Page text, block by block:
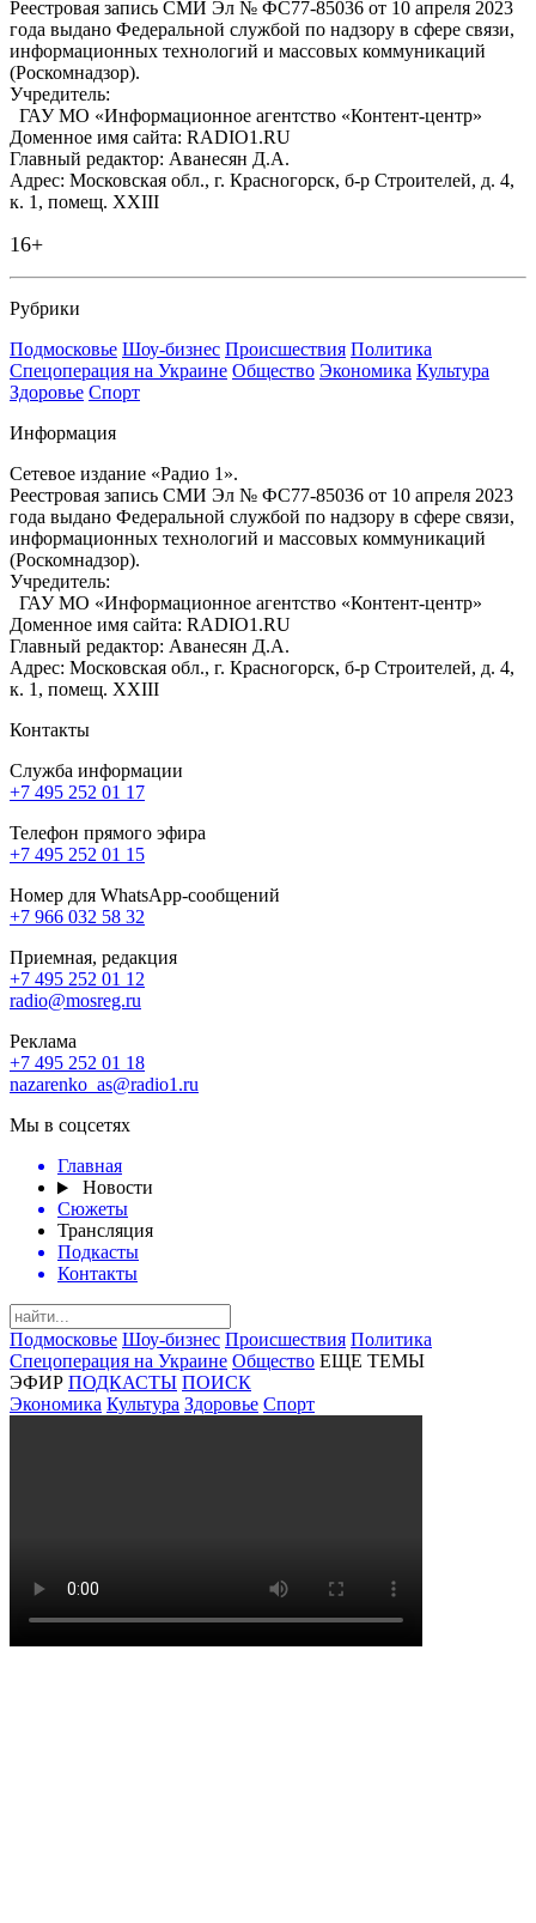
Реестровая запись СМИ Эл № ФС77-85036 от 10 апреля 2023
года выдано Федеральной службой по надзору в сфере связи,
информационных технологий и массовых коммуникаций
(Роскомнадзор).
Учредитель:
ГАУ МО «Информационное агентство «Контент-центр»
Доменное имя сайта: RADIO1.RU
Главный редактор: Аванесян Д.А.
Адрес: Московская обл., г. Красногорск, б-р Строителей, д. 4,
к. 1, помещ. XXIII
16+
Рубрики
Подмосковье Шоу-бизнес Происшествия Политика
Спецоперация на Украине Общество Экономика Культура
Здоровье Спорт
Информация
Сетевое издание «Радио 1».
Реестровая запись СМИ Эл № ФС77-85036 от 10 апреля 2023
года выдано Федеральной службой по надзору в сфере связи,
информационных технологий и массовых коммуникаций
(Роскомнадзор).
Учредитель:
ГАУ МО «Информационное агентство «Контент-центр»
Доменное имя сайта: RADIO1.RU
Главный редактор: Аванесян Д.А.
Адрес: Московская обл., г. Красногорск, б-р Строителей, д. 4,
к. 1, помещ. XXIII
Контакты
Служба информации
+7 495 252 01 17
Телефон прямого эфира
+7 495 252 01 15
Номер для WhatsApp-сообщений
+7 966 032 58 32
Приемная, редакция
+7 495 252 01 12
radio@mosreg.ru
Реклама
+7 495 252 01 18
nazarenko_as@radio1.ru
Мы в соцсетях
Главная
Новости
Сюжеты
Трансляция
Подкасты
Контакты
Подмосковье Шоу-бизнес Происшествия Политика
Спецоперация на Украине Общество ЕЩЕ ТЕМЫ
ЭФИР ПОДКАСТЫ ПОИСК
Экономика Культура Здоровье Спорт